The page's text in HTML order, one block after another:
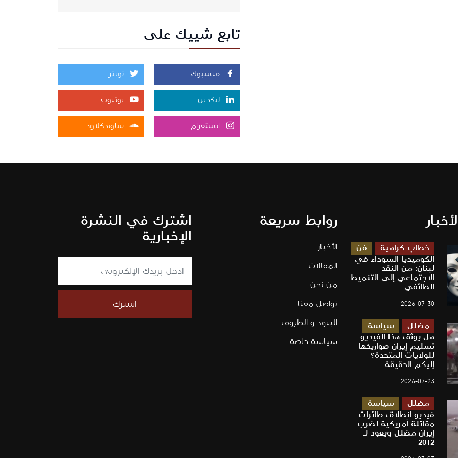
تابع شييك على
فيسبوك تويتر
لنكدين يوتيوب
انستغرام ساوندكلاود
خطاب كراهية
فن
الكوميديا السوداء في
لبنان: من النقد
الاجتماعي إلى التنميط
الطائفي
2026-07-30
مضلل
سياسة
هل يوثق هذا الفيديو
تسليم إيران صواريخها
للولايات المتحدة؟
إليكم الحقيقة
2026-07-23
مضلل
سياسة
فيديو انطلاق طائرات
مقاتلة أمريكية لضرب
إيران مضلل ويعود لـ
2012
روابط سريعة
الأخبار
المقالات
من نحن
تواصل معنا
البنود و الظروف
سياسة خاصة
اشترك في النشرة
الإخبارية
اشترك